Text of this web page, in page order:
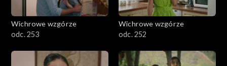
Wichrowe wzgórze
odc. 253
Wichrowe wzgórze
odc. 252